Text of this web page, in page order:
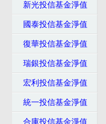
新光投信基金淨值
國泰投信基金淨值
復華投信基金淨值
瑞銀投信基金淨值
宏利投信基金淨值
統一投信基金淨值
合庫投信基金淨值